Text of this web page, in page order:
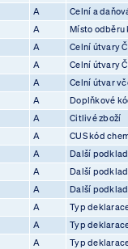
A Celní a
A Místo odběru
A Celní útvary
A Celní útvary
A Celní útvar
A Doplňkové
A Citlivé zboží
A CUS kód
A Další
A Další
A Další
A Typ
A Typ
A Typ